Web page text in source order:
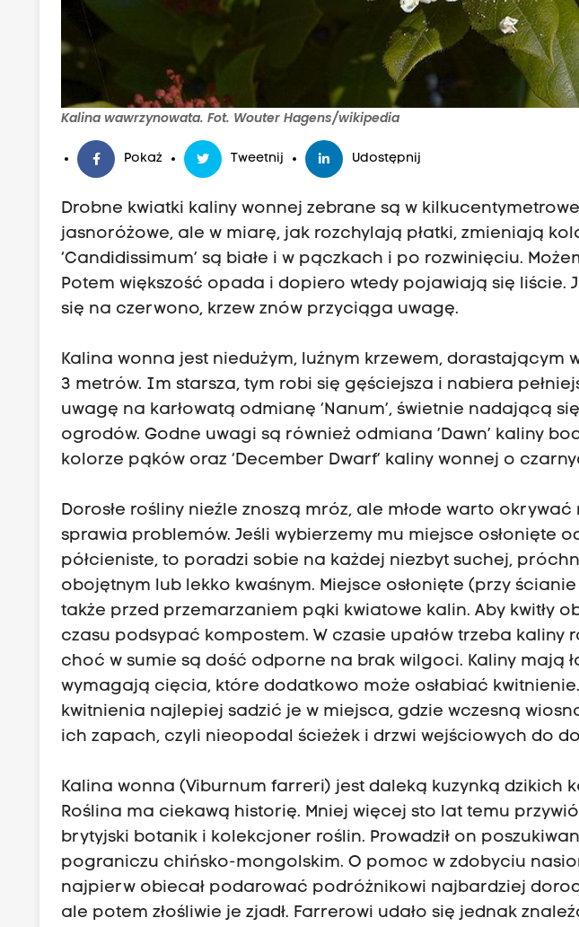
Kalina wawrzynowata. Fot. Wouter Hagens/wikipedia
Pokaż Tweetnij Udostępnij
Drobne kwiatki kaliny wonnej zebrane są w
jasnoróżowe, ale w miarę, jak rozchylają płatki, zmieniają
‘Candidissimum’ są białe i w pączkach i po rozwinięciu.
Potem większość opada i dopiero wtedy pojawiają się liście.
się na czerwono, krzew znów przyciąga uwagę.
Kalina wonna jest niedużym, luźnym krzewem, dorastającym
3 metrów. Im starsza, tym robi się gęściejsza i nabiera
uwagę na karłowatą odmianę ‘Nanum’, świetnie nadającą
ogrodów. Godne uwagi są również odmiana ’Dawn’ kaliny
kolorze pąków oraz ‘December Dwarf’ kaliny wonnej o
Dorosłe rośliny nieźle znoszą mróz, ale młode warto okrywać
sprawia problemów. Jeśli wybierzemy mu miejsce osłonięte
półcieniste, to poradzi sobie na każdej niezbyt suchej,
obojętnym lub lekko kwaśnym. Miejsce osłonięte (przy
także przed przemarzaniem pąki kwiatowe kalin. Aby kwitły
czasu podsypać kompostem. W czasie upałów trzeba kaliny
choć w sumie są dość odporne na brak wilgoci. Kaliny mają
wymagają cięcia, które dodatkowo może osłabiać
kwitnienia najlepiej sadzić je w miejsca, gdzie wczesną
ich zapach, czyli nieopodal ścieżek i drzwi wejściowych do
Kalina wonna (Viburnum farreri) jest daleką kuzynką dzikich
Roślina ma ciekawą historię. Mniej więcej sto lat temu
brytyjski botanik i kolekcjoner roślin. Prowadził on
pograniczu chińsko-mongolskim. O pomoc w zdobyciu
najpierw obiecał podarować podróżnikowi najbardziej
ale potem złośliwie je zjadł. Farrerowi udało się jednak